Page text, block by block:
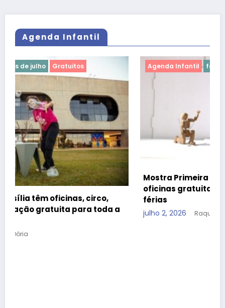
Agenda Infantil
Agenda Infantil férias de julho Gratuitos
Mostra Primeira Infância leva teatro, cinema e
oficinas gratuitas ao CCBB Brasília durante as
férias
julho 2, 2026 Raquel Dória